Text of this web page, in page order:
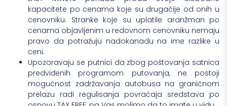
kapacitete po cenama koje su drugačije od onih u
cenovniku. Stranke koje su uplatile aranžman po
cenama objavljenim u redovnom cenovniku nemaju
pravo da potražuju nadokanadu na ime razlike u
ceni.
Upozoravaju se putnici da zbog poštovanja satnica
predviđenih programom putovanja, ne postoji
mogućnost zadržavanja autobusa na graničnom
prelazu radi regulisanja povraćaja sredstava po